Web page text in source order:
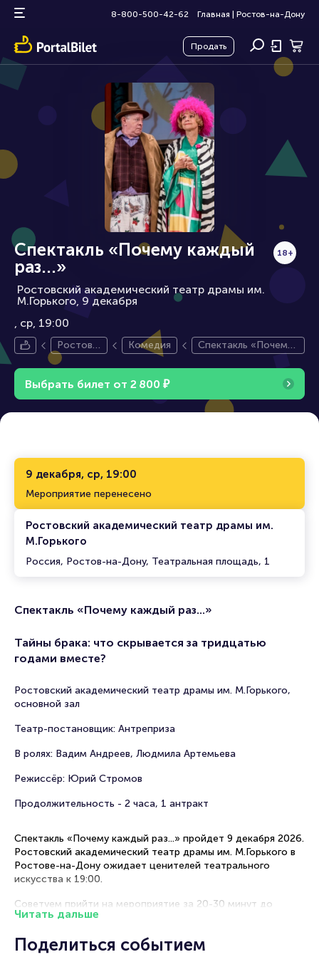
8-800-500-42-62 Главная Ростов-на-Дону
Продать
Спектакль «Почему каждый
раз...»
Ростовский академический театр драмы им.
М.Горького, 9 декабря
18+
ср, 19:00
Ростов-
на-Дону
Комедия
Спектакль «Почему
Выбрать билет от 2 800 ₽
9 декабря, ср, 19:00
Мероприятие перенесено
Ростовский академический театр драмы им.
М.Горького
Россия, Ростов-на-Дону, Театральная площадь, 1
Спектакль «Почему каждый раз...»
Тайны брака: что скрывается за тридцатью
годами вместе?
Ростовский академический театр драмы им. М.Горького,
основной зал
Театр-постановщик: Антреприза
В ролях: Вадим Андреев, Людмила Артемьева
Режиссёр: Юрий Стромов
Продолжительность - 2 часа, 1 антракт
Спектакль «Почему каждый раз...» пройдет 9 декабря 2026.
Ростовский академический театр драмы им. М.Горького в
Ростове-на-Дону ожидает ценителей театрального
искусства к 19:00.
Советуем прийти на мероприятие за 20-30 минут до
начала, чтобы проникнуться особой атмосферой театра,
комедийной постановки.
Читать дальше
Поделиться событием